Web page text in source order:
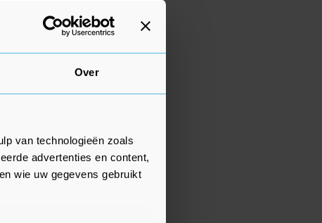
Over
van technologieën zoals
advertenties en content,
wie uw gegevens gebruikt